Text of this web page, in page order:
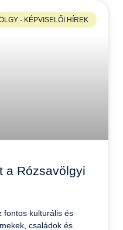
- KÉPVISELŐI HÍREK
a Rózsavölgyi
fontos kulturális és
családok és